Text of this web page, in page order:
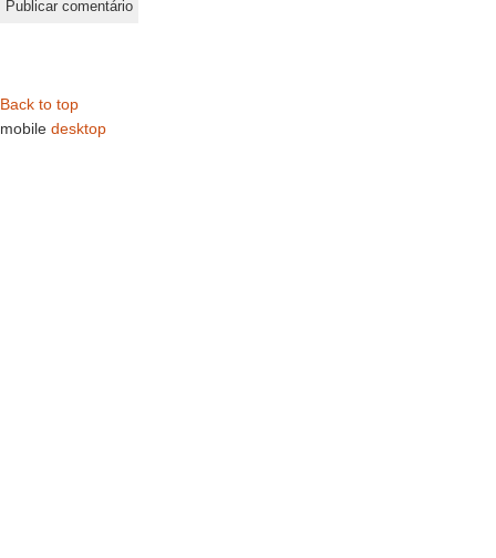
Back to top
mobile desktop